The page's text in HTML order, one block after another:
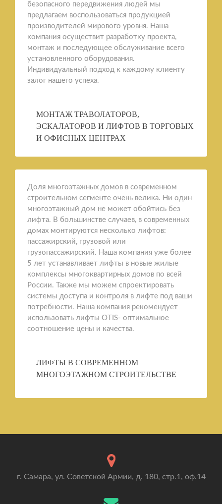
безопасного передвижения людей мы
предлагаем воспользоваться продукцией
производителей мирового уровня. Наша
компания осуществит разработку проекта,
монтаж и последующее обслуживание всего
установленного оборудования.
Индивидуальный подход к каждому клиенту
залог нашего успеха.
МОНТАЖ ТРАВОЛАТОРОВ,
ЭСКАЛАТОРОВ И ЛИФТОВ В ТОРГОВЫХ
И ОФИСНЫХ ЦЕНТРАХ
Доля многоэтажных домов в современном
строительном сегменте очень велика. Ни один
многоэтажный дом не может обойтись без
лифта. В большинстве случаев, в современных
домах монтируются несколько лифтов:
пассажирский, грузовой или
грузопассажирский. Наша компания уже более
5 лет устанавливает лифты в новые жилые
комплексы многоквартирных домов по всей
России. Также мы можем спроектировать
системы доступа и контроля в лифте под ваши
потребности. Наша компания рекомендует
использовать лифты OTIS- оптимальное
соотношение цены и качества.
ЛИФТЫ В СОВРЕМЕННОМ
МНОГОЭТАЖНОМ СТРОИТЕЛЬСТВЕ
г. Самара, ул. Советской Армии, д. 180, стр.1, оф.14